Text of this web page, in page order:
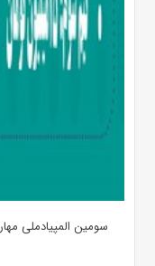
سومین المپیادملی